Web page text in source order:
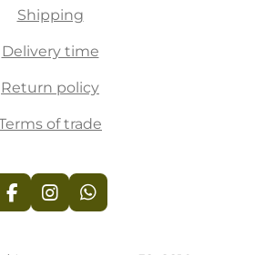
Shipping
Delivery time
Return policy
of trade
F
a
e
I
n
W
h